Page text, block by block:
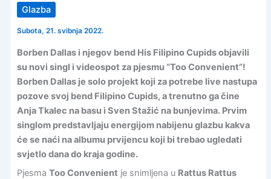
Glazba
Subota, 21. svibnja 2022.
Borben Dallas i njegov bend His Filipino Cupids objavili
su novi singl i videospot za pjesmu “Too Convenient”!
Borben Dallas je solo projekt koji za potrebe live nastupa
pozove svoj bend Filipino Cupids, a trenutno ga čine
Anja Tkalec na basu i Sven Stažić na bunjevima. Prvim
singlom predstavljaju energijom nabijenu glazbu kakva
će se naći na albumu prvijencu koji bi trebao ugledati
svjetlo dana do kraja godine.
Pjesma Too Convenient je snimljena u Rattus Rattus